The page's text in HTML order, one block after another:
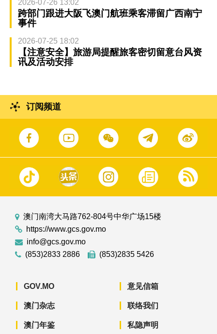
2026-07-26 13:02
跨部门跟进大阪飞澳门航班乘客滞留广西南宁
事件
2026-07-25 18:02
【注意安全】旅游局提醒旅客密切留意台风资
讯及活动安排
订阅频道
澳门南湾大马路762-804号中华广场15楼
https://www.gcs.gov.mo
info@gcs.gov.mo
(853)2833 2886
(853)2835 5426
GOV.MO
澳门杂志
澳门年鉴
意见信箱
联络我们
私隐声明